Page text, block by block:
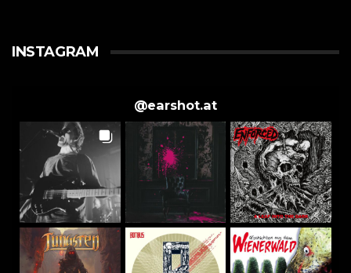
INSTAGRAM
@earshot.at